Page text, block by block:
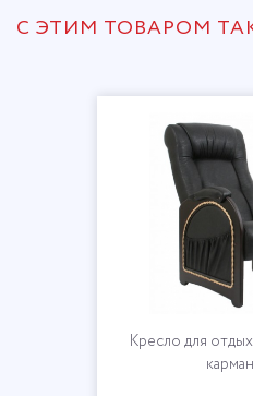
С ЭТИМ ТОВАРОМ
Кресло для